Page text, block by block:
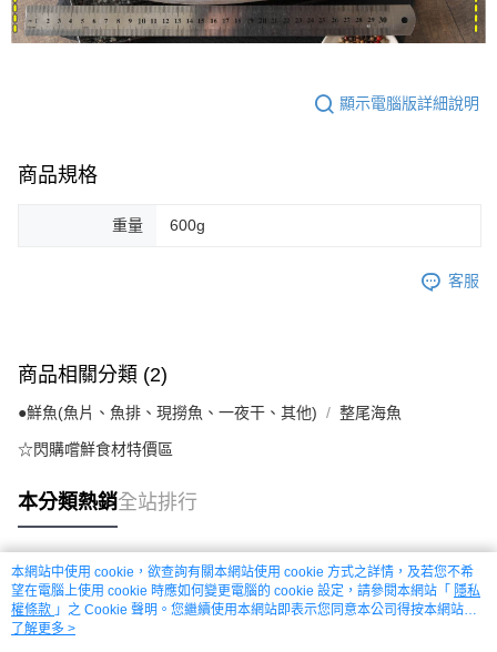
顯示電腦版詳細說明
商品規格
重量 600g
客服
商品相關分類 (2)
●鮮魚(魚片、魚排、現撈魚、一夜干、其他) 整尾海魚
☆閃購嚐鮮食材特價區
本分類熱銷全站排行
熱門標籤
本網站中使用 cookie，欲查詢有關本網站使用 cookie 方式之詳情，及若您不希
望在電腦上使用 cookie 時應如何變更電腦的 cookie 設定，請參閱本網站「 隱私
權條款 」之 Cookie 聲明。您繼續使用本網站即表示您同意本公司得按本網站使
用條款之 Cookie 聲明使用 cookie。
了解更多 >